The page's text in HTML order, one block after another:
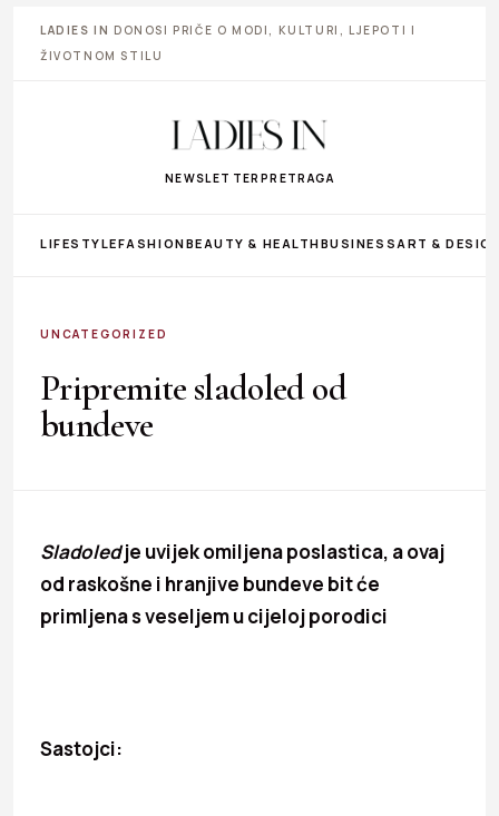
LADIES IN DONOSI PRIČE O MODI, KULTURI, LJEPOTI I
ŽIVOTNOM STILU
NEWSLETTER PRETRAGA
LIFESTYLEFASHIONBEAUTY & HEALTHBUSINESS ART &
UNCATEGORIZED
Pripremite sladoled od
bundeve
Sladoledje uvijek omiljena poslastica, a ovaj
od raskošne i hranjive bundeve bit će
primljena s veseljem u cijeloj porodici
Sastojci: